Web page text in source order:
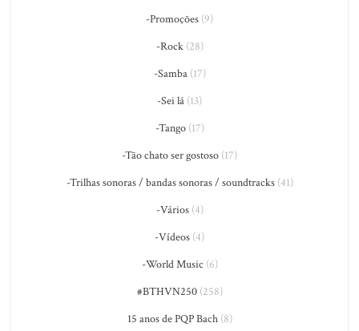
-Promoções (9)
-Rock(28)
-Samba(17)
-Sei lá (13)
-Tango(17)
-Tão chato ser gostoso (17)
-Trilhas sonoras / bandas sonoras / soundtracks(41)
-Vários(4)
-Vídeos (4)
-World Music (6)
#BTHVN250(258)
15 anos de PQP Bach(8)